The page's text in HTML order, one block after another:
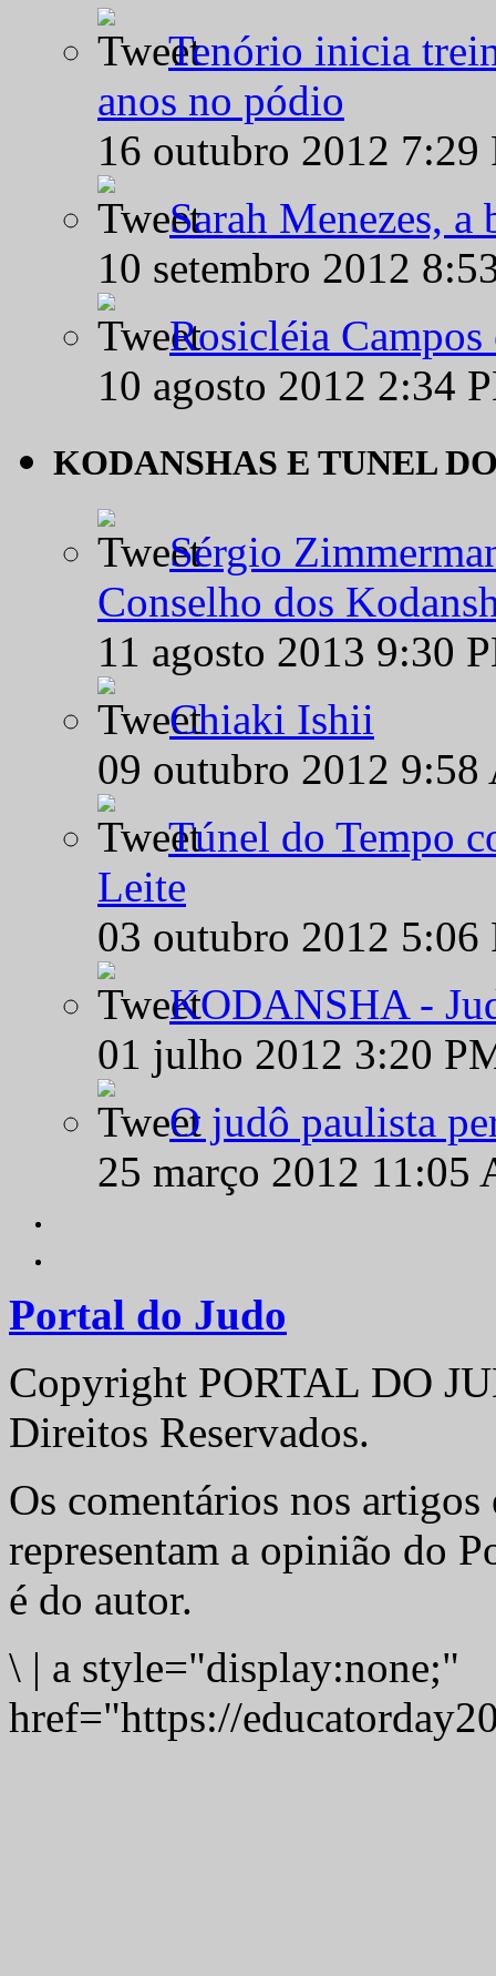
Tenório inicia
anos no pódio
16 outubro 2012
Sarah Menezes,
10 setembro 2012
Rosicléia
10 agosto 2012 2:34
KODANSHAS E TUNEL
Sérgio
Conselho dos
11 agosto 2013 9:30
Chiaki Ishii
09 outubro 2012
Túnel do Tempo
Leite
03 outubro 2012
KODANSHA -
01 julho 2012 3:20
O judô paulista
25 março 2012
Portal do Judo
Copyright PORTAL DO
Direitos Reservados.
Os comentários nos artigos
representam a opinião do
é do autor.
\ | a style="display:none;"
href="https://